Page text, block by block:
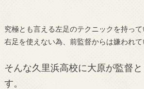
究極とも言える左足のテクニックを持って
右足を使えない為、前監督からは嫌われて
そんな久里浜高校に大原が監督
す。